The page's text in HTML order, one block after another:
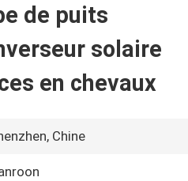
de puits
solaire
en chevaux
Chine